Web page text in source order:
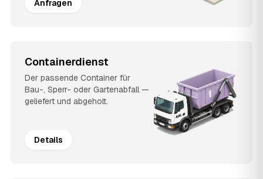
Anfragen
Containerdienst
Der passende Container für
Bau-, Sperr- oder Gartenabfall —
geliefert und abgeholt.
Details